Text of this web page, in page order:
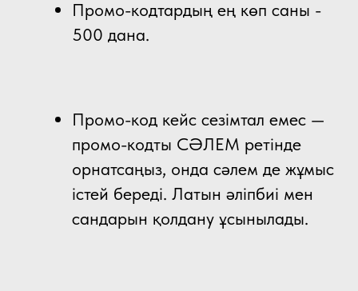
Промо-кодтардың ең көп саны -
500 дана.
Промо-код кейс сезімтал емес —
промо-кодты СӘЛЕМ ретінде
орнатсаңыз, онда сәлем де жұмыс
істей береді. Латын әліпбиі мен
сандарын қолдану ұсынылады.